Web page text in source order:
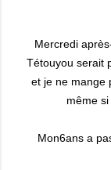
Mercredi
Tétouyou serait
et je ne mange
même
Mon6ans a